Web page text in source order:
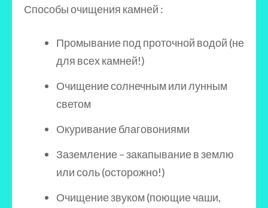
Способы очищения камней :
Промывание под проточной водой (не
для всех камней!)
Очищение солнечным или лунным
светом
Окуривание благовониями
Заземление – закапывание в землю
или соль (осторожно!)
Очищение звуком (поющие чаши,